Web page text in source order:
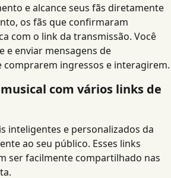
e alcance seus fãs diretamente
os fãs que confirmaram
com o link da transmissão. Você
e enviar mensagens de
ingressos e interagirem.
com vários links de
inteligentes e personalizados da
ao seu público. Esses links
ser facilmente compartilhado nas